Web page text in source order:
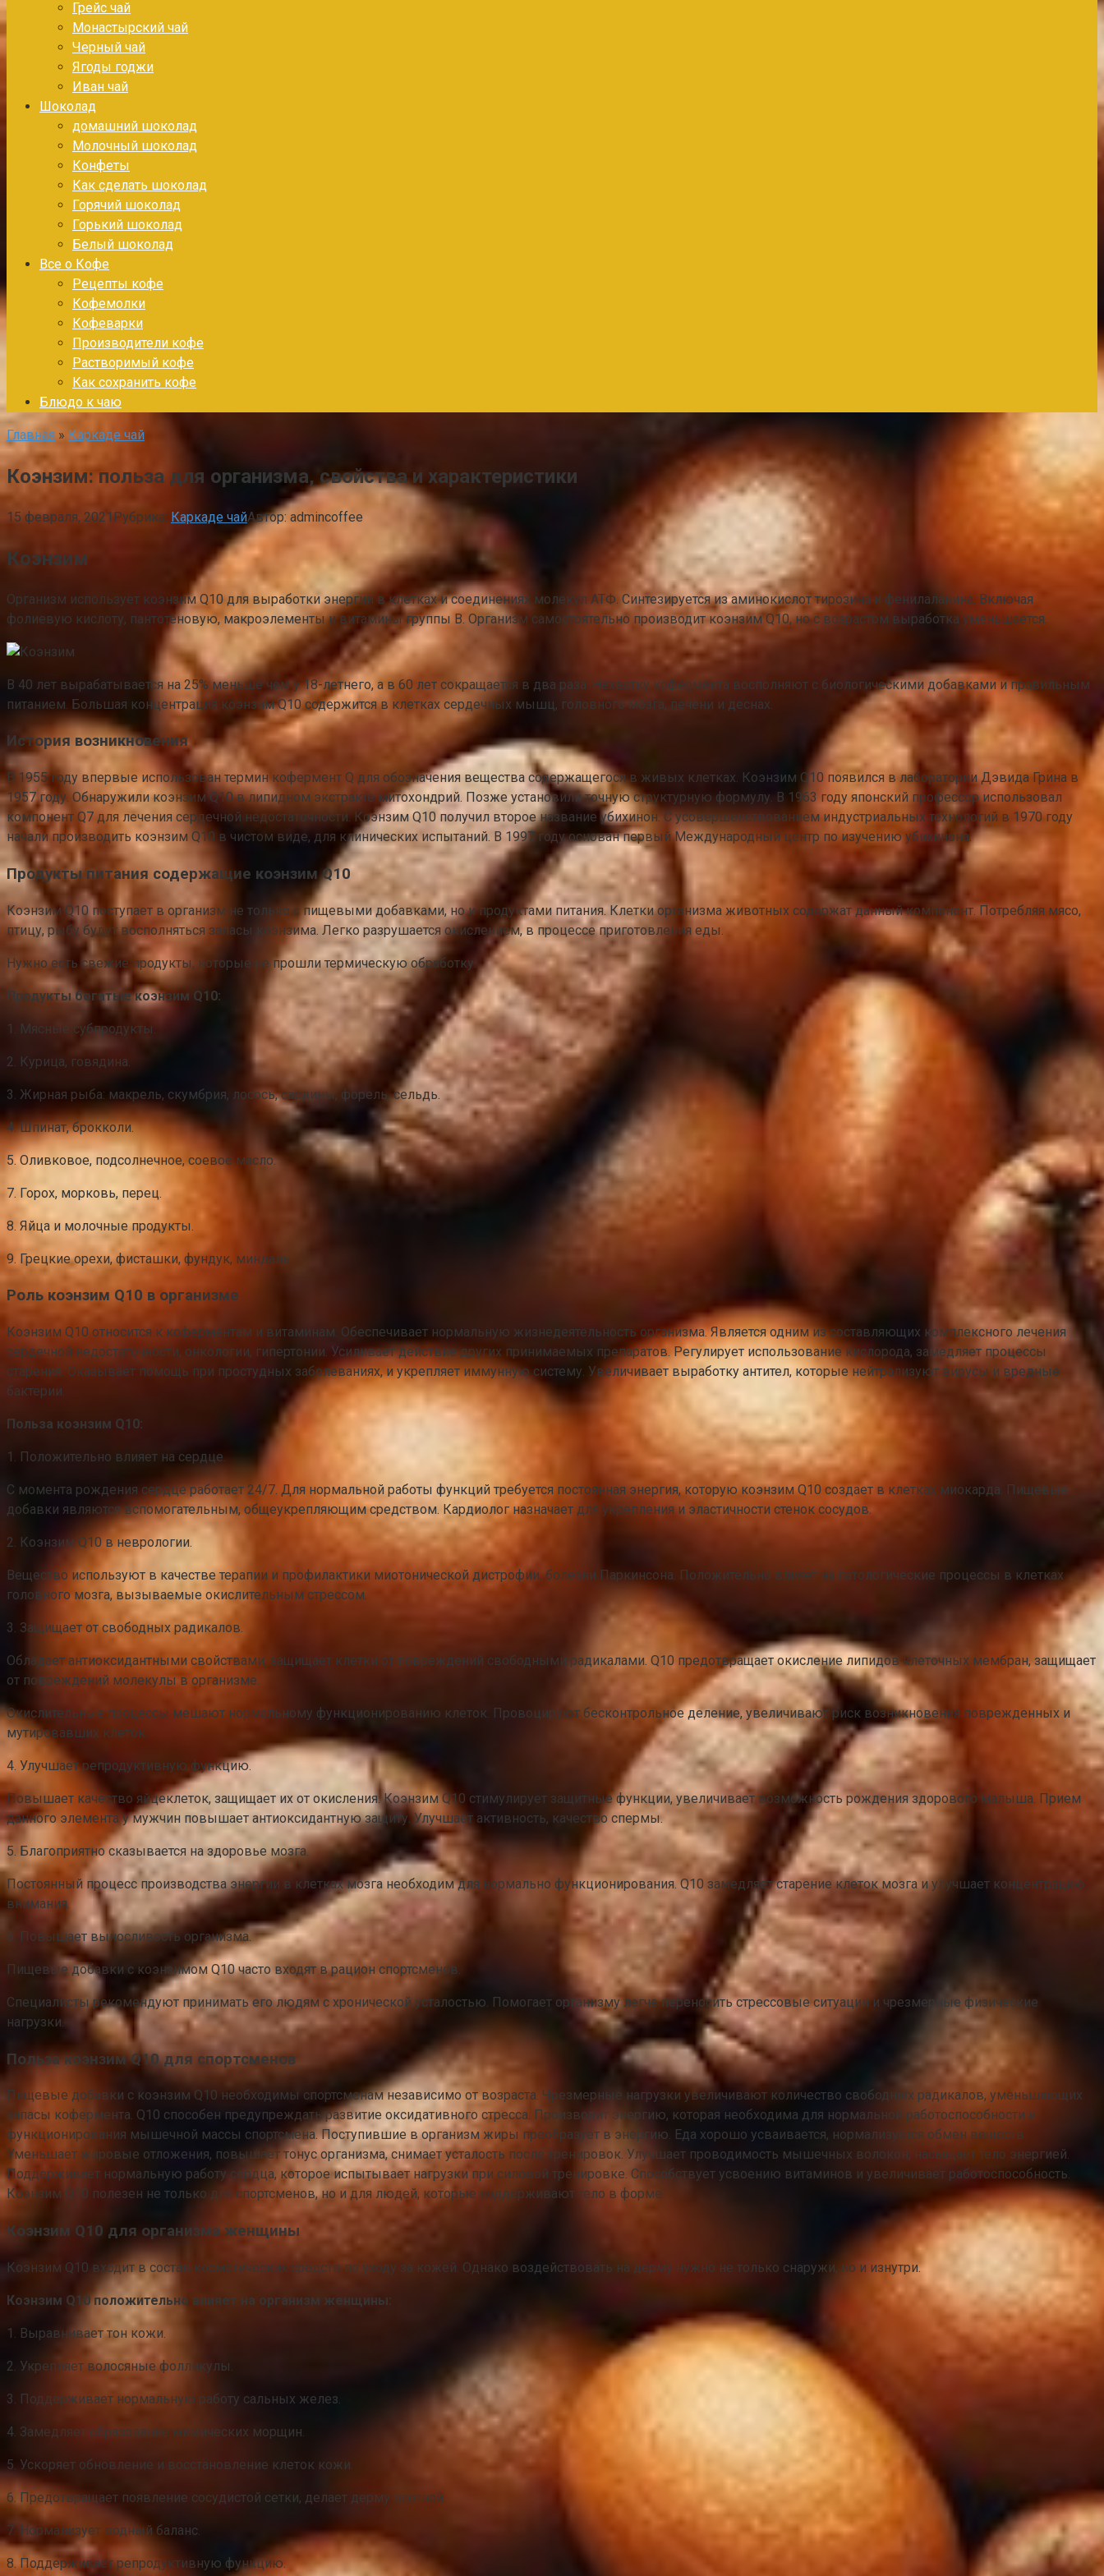
Грейс чай
Монастырский чай
Черный чай
Ягоды годжи
Иван чай
Шоколад
домашний шоколад
Молочный шоколад
Конфеты
Как сделать шоколад
Горячий шоколад
Горький шоколад
Белый шоколад
Все о Кофе
Рецепты кофе
Кофемолки
Кофеварки
Производители кофе
Растворимый кофе
Как сохранить кофе
Блюдо к чаю
Главная » Каркаде чай
Коэнзим: польза для организма, свойства и характеристики
15 февраля, 2021 Рубрика: Каркаде чайАвтор: admincoffee
Коэнзим
Организм использует коэнзим Q10 для выработки энергии в клетках и соединениях молекул АТФ. Синтезируется из аминокислот тирозина и фенилаланина. Включая
фолиевую кислоту, пантотеновую, макроэлементы и витамины группы В. Организм самостоятельно производит коэнзим Q10, но с возрастом выработка уменьшается.
В 40 лет вырабатывается на 25% меньше чем у 18-летнего, а в 60 лет сокращается в два раза. Нехватку кофермента восполняют с биологическими добавками и правильным
питанием. Большая концентрация коэнзим Q10 содержится в клетках сердечных мышц, головного мозга, печени и деснах.
История возникновения
В 1955 году впервые использован термин кофермент Q для обозначения вещества содержащегося в живых клетках. Коэнзим Q10 появился в лаборатории Дэвида Грина в
1957 году. Обнаружили коэнзим Q10 в липидном экстракте митохондрий. Позже установили точную структурную формулу. В 1963 году японский профессор использовал
компонент Q7 для лечения сердечной недостаточности. Коэнзим Q10 получил второе название убихинон. С усовершенствованием индустриальных технологий в 1970 году
начали производить коэнзим Q10 в чистом виде, для клинических испытаний. В 1997 году основан первый Международный центр по изучению убихинона.
Продукты питания содержащие коэнзим Q10
Коэнзим Q10 поступает в организм не только с пищевыми добавками, но и продуктами питания. Клетки организма животных содержат данный компонент. Потребляя мясо,
птицу, рыбу будут восполняться запасы коэнзима. Легко разрушается окислением, в процессе приготовления еды.
Нужно есть свежие продукты, которые не прошли термическую обработку.
Продукты богатые коэнзим Q10:
1. Мясные субпродукты.
2. Курица, говядина.
3. Жирная рыба: макрель, скумбрия, лосось, сардины, форель, сельдь.
4. Шпинат, брокколи.
5. Оливковое, подсолнечное, соевое масло.
7. Горох, морковь, перец.
8. Яйца и молочные продукты.
9. Грецкие орехи, фисташки, фундук, миндаль.
Роль коэнзим Q10 в организме
Коэнзим Q10 относится к коферментам и витаминам. Обеспечивает нормальную жизнедеятельность организма. Является одним из составляющих комплексного лечения
сердечной недостаточности, онкологии, гипертонии. Усиливает действие других принимаемых препаратов. Регулирует использование кислорода, замедляет процессы
старения. Оказывает помощь при простудных заболеваниях, и укрепляет иммунную систему. Увеличивает выработку антител, которые нейтрализуют вирусы и вредные
бактерии.
Польза коэнзим Q10:
1. Положительно влияет на сердце.
С момента рождения сердце работает 24/7. Для нормальной работы функций требуется постоянная энергия, которую коэнзим Q10 создает в клетках миокарда. Пищевые
добавки являются вспомогательным, общеукрепляющим средством. Кардиолог назначает для укрепления и эластичности стенок сосудов.
2. Коэнзим Q10 в неврологии.
Вещество используют в качестве терапии и профилактики миотонической дистрофии, болезни Паркинсона. Положительно влияет на патологические процессы в клетках
головного мозга, вызываемые окислительным стрессом.
3. Защищает от свободных радикалов.
Обладает антиоксидантными свойствами, защищает клетки от повреждений свободными радикалами. Q10 предотвращает окисление липидов клеточных мембран, защищает
от повреждений молекулы в организме.
Окислительные процессы мешают нормальному функционированию клеток. Провоцируют бесконтрольное деление, увеличивают риск возникновения поврежденных и
мутировавших клеток.
4. Улучшает репродуктивную функцию.
Повышает качество яйцеклеток, защищает их от окисления. Коэнзим Q10 стимулирует защитные функции, увеличивает возможность рождения здорового малыша. Прием
данного элемента у мужчин повышает антиоксидантную защиту. Улучшает активность, качество спермы.
5. Благоприятно сказывается на здоровье мозга.
Постоянный процесс производства энергии в клетках мозга необходим для нормально функционирования. Q10 замедляет старение клеток мозга и улучшает концентрацию
внимания.
6. Повышает выносливость организма.
Пищевые добавки с коэнзимом Q10 часто входят в рацион спортсменов.
Специалисты рекомендуют принимать его людям с хронической усталостью. Помогает организму легче переносить стрессовые ситуации и чрезмерные физические
нагрузки.
Польза коэнзим Q10 для спортсменов
Пищевые добавки с коэнзим Q10 необходимы спортсменам независимо от возраста. Чрезмерные нагрузки увеличивают количество свободных радикалов, уменьшающих
запасы кофермента. Q10 способен предупреждать развитие оксидативного стресса. Производит энергию, которая необходима для нормальной работоспособности и
функционирования мышечной массы спортсмена. Поступившие в организм жиры преобразует в энергию. Еда хорошо усваивается, нормализуется обмен веществ.
Уменьшает жировые отложения, повышает тонус организма, снимает усталость после тренировок. Улучшает проводимость мышечных волокон, насыщает тело энергией.
Поддерживает нормальную работу сердца, которое испытывает нагрузки при силовой тренировке. Способствует усвоению витаминов и увеличивает работоспособность.
Коэнзим Q10 полезен не только для спортсменов, но и для людей, которые поддерживают тело в форме.
Коэнзим Q10 для организма женщины
Коэнзим Q10 входит в состав косметических средств по уходу за кожей. Однако воздействовать на дерму нужно не только снаружи, но и изнутри.
Коэнзим Q10 положительно влияет на организм женщины:
1. Выравнивает тон кожи.
2. Укрепляет волосяные фолликулы.
3. Поддерживает нормальную работу сальных желез.
4. Замедляет образование мимических морщин.
5. Ускоряет обновление и восстановление клеток кожи.
6. Предотвращает появление сосудистой сетки, делает дерму плотной.
7. Нормализует водный баланс.
8. Поддерживает репродуктивную функцию.